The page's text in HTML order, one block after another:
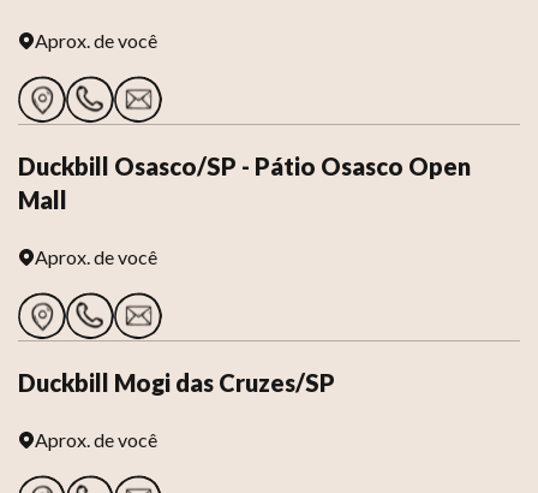
Aprox.de você
Duckbill Osasco/SP - Pátio Osasco Open
Mall
Aprox.de você
Duckbill Mogi das Cruzes/SP
Aprox.de você